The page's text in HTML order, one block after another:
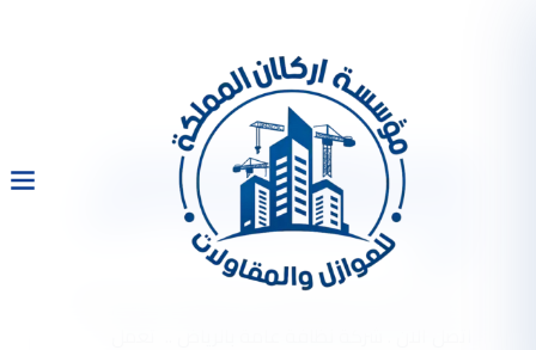
شركة نظافة عامة بالرياض
0533334179 خصم 30% اتصل